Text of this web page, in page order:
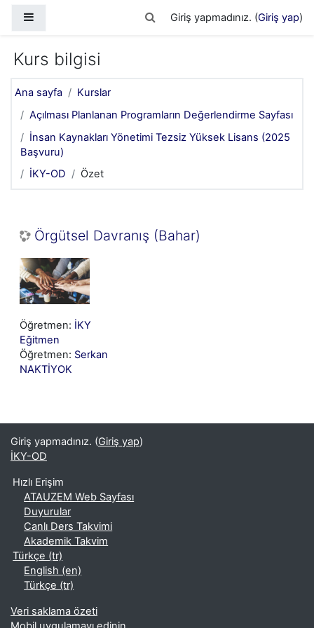
Arama girişini değiştir
Giriş yapmadınız. (Giriş yap)
Kurs bilgisi
Ana sayfa
Kurslar
Açılması Planlanan Programların Değerlendirme Sayfası
İnsan Kaynakları Yönetimi Tezsiz Yüksek Lisans (2025
Başvuru)
İKY-OD
Özet
Örgütsel Davranış (Bahar)
Öğretmen: İKY
Eğitmen
Öğretmen: Serkan
NAKTİYOK
Giriş yapmadınız. (Giriş yap)
İKY-OD
Hızlı Erişim
ATAUZEM Web Sayfası
Duyurular
Canlı Ders Takvimi
Akademik Takvim
Türkçe ‎(tr)‎
English ‎(en)‎
Türkçe ‎(tr)‎
Veri saklama özeti